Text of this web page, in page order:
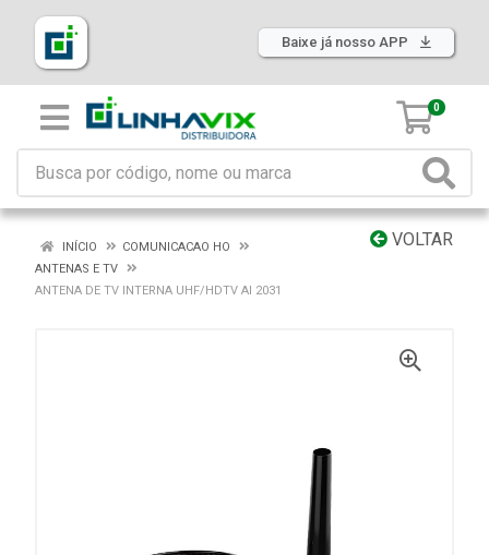
Baixe já nosso APP
0
VOLTAR
INÍCIO
COMUNICACAO HO
ANTENAS E TV
ANTENA DE TV INTERNA UHF/HDTV AI 2031